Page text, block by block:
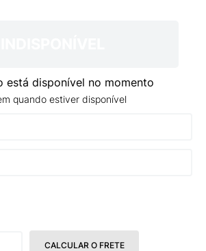
está disponível no momento
quando estiver disponível
CALCULAR O FRETE